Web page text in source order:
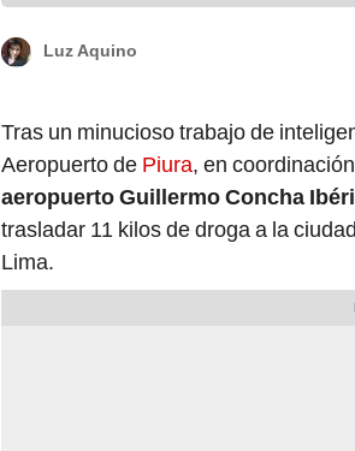
Luz Aquino
Tras un minucioso trabajo de
Aeropuerto de Piura, en
aeropuerto Guillermo Concha
trasladar 11 kilos de droga a la
Lima.